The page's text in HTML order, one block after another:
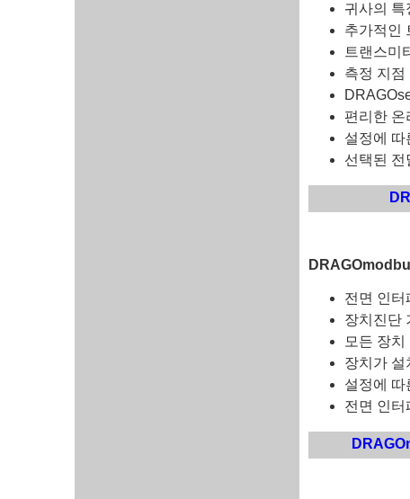
귀사의 특
추가적인
트랜스미
측정 지점
편리한 온
설정에 따
선택된 전
전면 인터
장치진단
모든 장치
장치가 설
설정에 따
전면 인